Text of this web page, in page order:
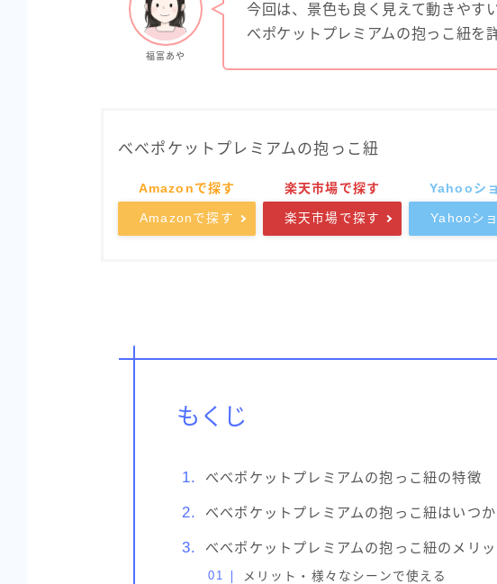
福富あや
今回は、景色も良く見えて動きやす
べポケットプレミアムの抱っこ紐を
べべポケットプレミアムの抱っこ紐
Amazonで探す 楽天市場で探す Yahooシ
もくじ
べべポケットプレミアムの抱っこ紐の特徴
べべポケットプレミアムの抱っこ紐はいつ
べべポケットプレミアムの抱っこ紐のメリ
メリット・様々なシーンで使える